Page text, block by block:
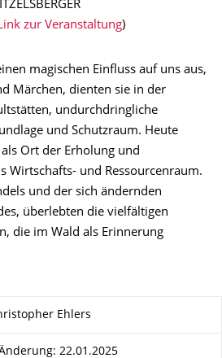
zur Veranstaltung)
magischen Einfluss auf uns aus,
Märchen, dienten sie in der
undurchdringliche
und Schutzraum. Heute
Ort der Erholung und
Wirtschafts- und Ressourcenraum.
und der sich ändernden
überlebten die vielfältigen
die im Wald als Erinnerung
Ehlers
22.01.2025